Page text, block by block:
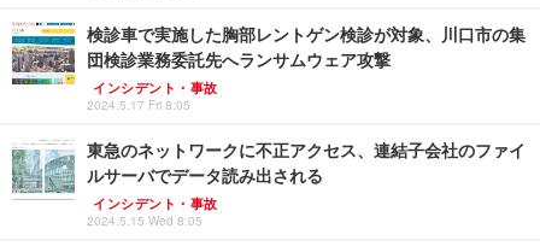
検診車で実施した胸部レントゲン検診が対象、川口市の集
団検診業務委託先へランサムウェア攻撃
インシデント・事故
2024.5.17 Fri 8:05
東急のネットワークに不正アクセス、連結子会社のファイ
ルサーバでデータ読み出される
インシデント・事故
2024.5.15 Wed 8:05